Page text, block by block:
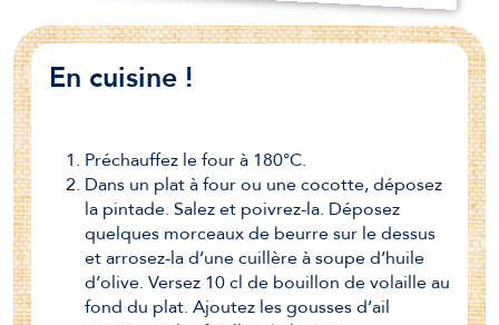
En cuisine !
Préchauffez le four à 180°C.
Dans un plat à four ou une cocotte, déposez
la pintade. Salez et poivrez-la. Déposez
quelques morceaux de beurre sur le dessus
et arrosez-la d’une cuillère à soupe d’huile
d’olive. Versez 10 cl de bouillon de volaille au
fond du plat. Ajoutez les gousses d’ail